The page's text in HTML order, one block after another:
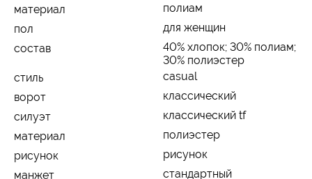
материал
полиам
пол
для женщин
состав
40% хлопок; 30% полиам;
30% полиэстер
стиль
casual
ворот
классический
силуэт
классический tf
материал
полиэстер
рисунок
рисунок
манжет
стандартный